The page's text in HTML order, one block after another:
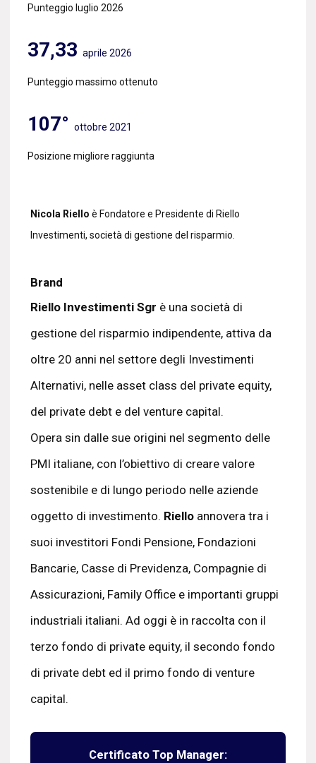
Punteggio luglio 2026
37,33 aprile 2026
Punteggio massimo ottenuto
107° ottobre 2021
Posizione migliore raggiunta
Nicola Riello è Fondatore e Presidente di Riello
Investimenti, società di gestione del risparmio.
Brand
Riello Investimenti Sgr è una società di
gestione del risparmio indipendente, attiva da
oltre 20 anni nel settore degli Investimenti
Alternativi, nelle asset class del private equity,
del private debt e del venture capital.
Opera sin dalle sue origini nel segmento delle
PMI italiane, con l’obiettivo di creare valore
sostenibile e di lungo periodo nelle aziende
oggetto di investimento. Riello annovera tra i
suoi investitori Fondi Pensione, Fondazioni
Bancarie, Casse di Previdenza, Compagnie di
Assicurazioni, Family Office e importanti gruppi
industriali italiani. Ad oggi è in raccolta con il
terzo fondo di private equity, il secondo fondo
di private debt ed il primo fondo di venture
capital.
Certificato Top Manager: